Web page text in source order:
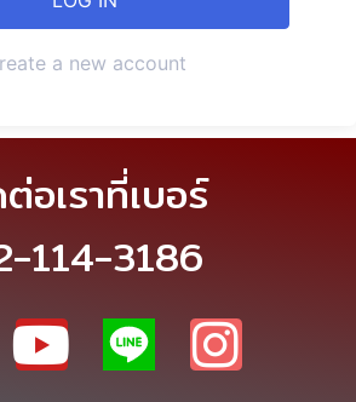
a new account
อเราที่เบอร์
114-3186